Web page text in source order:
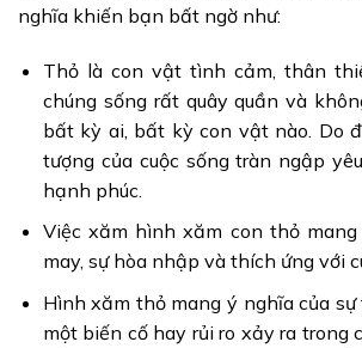
nghĩa khiến bạn bất ngờ như:
Thỏ là con vật tình cảm, thân
chúng sống rất quây quần và
bất kỳ ai, bất kỳ con vật nào. Do
tượng của cuộc sống tràn ngập
hạnh phúc.
Việc xăm hình xăm con thỏ
may, sự hòa nhập và thích ứng với
Hình xăm thỏ mang ý nghĩa của
một biến cố hay rủi ro xảy ra trong